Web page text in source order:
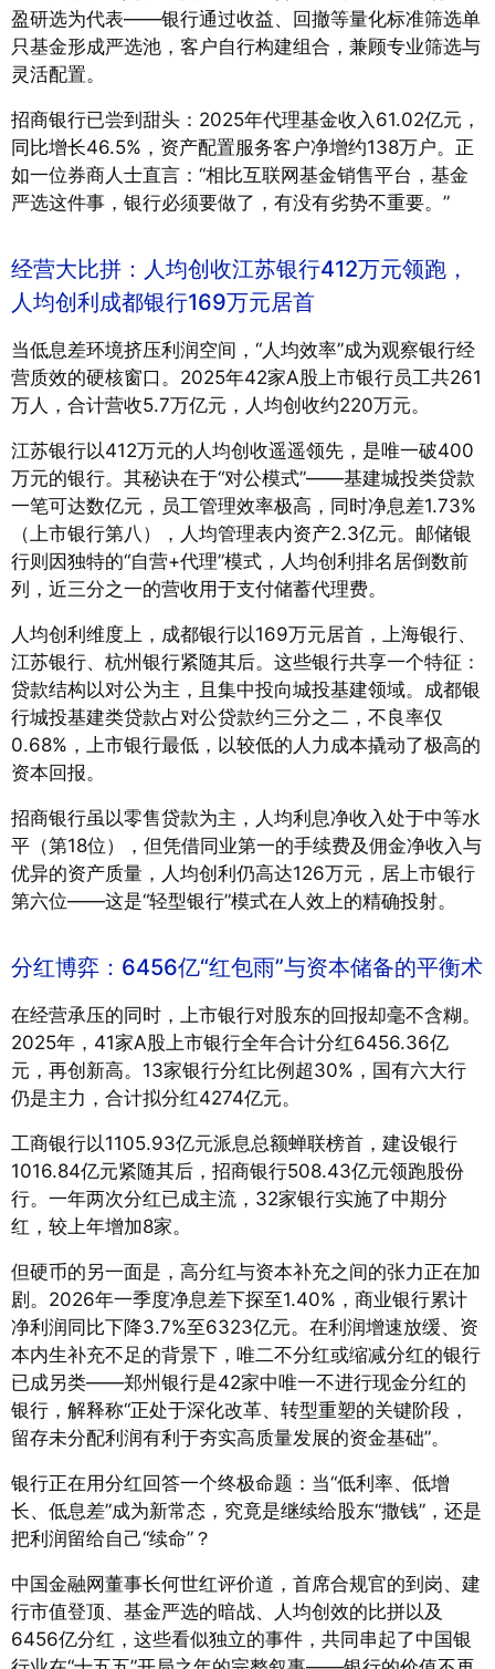
盈研选为代表——银行通过收益、回撤等量化标准筛选单
只基金形成严选池，客户自行构建组合，兼顾专业筛选与
灵活配置。
招商银行已尝到甜头：2025年代理基金收入61.02亿元，
同比增长46.5%，资产配置服务客户净增约138万户。正
如一位券商人士直言：“相比互联网基金销售平台，基金
严选这件事，银行必须要做了，有没有劣势不重要。”
经营大比拼：人均创收江苏银行412万元领跑，
人均创利成都银行169万元居首
当低息差环境挤压利润空间，“人均效率”成为观察银行经
营质效的硬核窗口。2025年42家A股上市银行员工共261
万人，合计营收5.7万亿元，人均创收约220万元。
江苏银行以412万元的人均创收遥遥领先，是唯一破400
万元的银行。其秘诀在于“对公模式”——基建城投类贷款
一笔可达数亿元，员工管理效率极高，同时净息差1.73%
（上市银行第八），人均管理表内资产2.3亿元。邮储银
行则因独特的“自营+代理”模式，人均创利排名居倒数前
列，近三分之一的营收用于支付储蓄代理费。
人均创利维度上，成都银行以169万元居首，上海银行、
江苏银行、杭州银行紧随其后。这些银行共享一个特征：
贷款结构以对公为主，且集中投向城投基建领域。成都银
行城投基建类贷款占对公贷款约三分之二，不良率仅
0.68%，上市银行最低，以较低的人力成本撬动了极高的
资本回报。
招商银行虽以零售贷款为主，人均利息净收入处于中等水
平（第18位），但凭借同业第一的手续费及佣金净收入与
优异的资产质量，人均创利仍高达126万元，居上市银行
第六位——这是“轻型银行”模式在人效上的精确投射。
分红博弈：6456亿“红包雨”与资本储备的平衡术
在经营承压的同时，上市银行对股东的回报却毫不含糊。
2025年，41家A股上市银行全年合计分红6456.36亿
元，再创新高。13家银行分红比例超30%，国有六大行
仍是主力，合计拟分红4274亿元。
工商银行以1105.93亿元派息总额蝉联榜首，建设银行
1016.84亿元紧随其后，招商银行508.43亿元领跑股份
行。一年两次分红已成主流，32家银行实施了中期分
红，较上年增加8家。
但硬币的另一面是，高分红与资本补充之间的张力正在加
剧。2026年一季度净息差下探至1.40%，商业银行累计
净利润同比下降3.7%至6323亿元。在利润增速放缓、资
本内生补充不足的背景下，唯二不分红或缩减分红的银行
已成另类——郑州银行是42家中唯一不进行现金分红的
银行，解释称“正处于深化改革、转型重塑的关键阶段，
留存未分配利润有利于夯实高质量发展的资金基础”。
银行正在用分红回答一个终极命题：当“低利率、低增
长、低息差”成为新常态，究竟是继续给股东“撒钱”，还是
把利润留给自己“续命”？
中国金融网董事长何世红评价道，首席合规官的到岗、建
行市值登顶、基金严选的暗战、人均创效的比拼以及
6456亿分红，这些看似独立的事件，共同串起了中国银